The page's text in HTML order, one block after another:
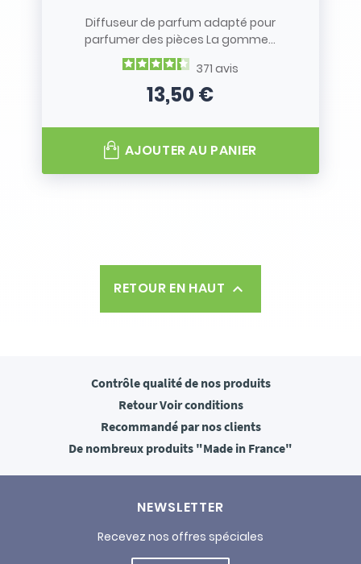
Diffuseur de parfum adapté pour
parfumer des pièces La gomme...
371 avis
Prix
13,50 €
AJOUTER AU PANIER
RETOUR EN HAUT 
Contrôle qualitéde nos produits
RetourVoir conditions
Recommandépar nos clients
De nombreux produits "Made in France"
NEWSLETTER
Recevez nos offres spéciales